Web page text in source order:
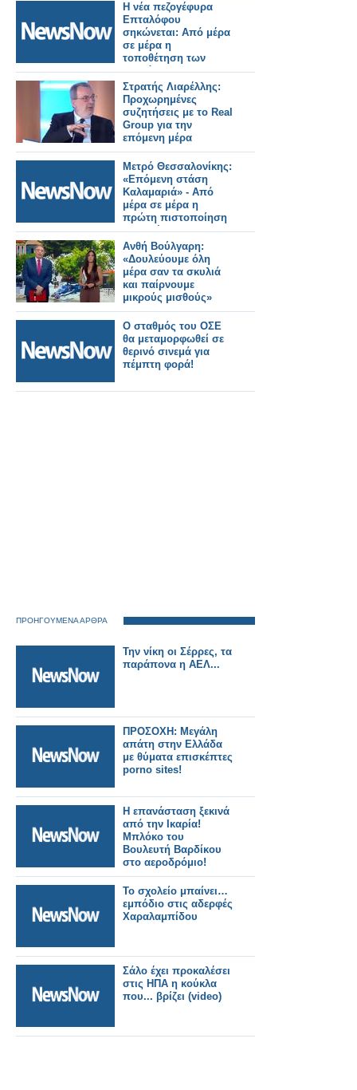
Η νέα πεζογέφυρα
Επταλόφου
σηκώνεται: Από μέρα
σε μέρα η
τοποθέτηση των
τμημάτων.
Στρατής Λιαρέλλης:
Προχωρημένες
συζητήσεις με το Real
Group για την
επόμενη μέρα
Μετρό Θεσσαλονίκης:
«Επόμενη στάση
Καλαμαριά» - Από
μέρα σε μέρα η
πρώτη πιστοποίηση
της επέκτασης.
Ανθή Βούλγαρη:
«Δουλεύουμε όλη
μέρα σαν τα σκυλιά
και παίρνουμε
μικρούς μισθούς»
Ο σταθμός του ΟΣΕ
θα μεταμορφωθεί σε
θερινό σινεμά για
πέμπτη φορά!
ΠΡΟΗΓΟΥΜΕΝΑ ΑΡΘΡΑ
Την νίκη οι Σέρρες, τα
παράπονα η ΑΕΛ...
ΠΡΟΣΟΧΗ: Μεγάλη
απάτη στην Ελλάδα
με θύματα επισκέπτες
porno sites!
H επανάσταση ξεκινά
από την Ικαρία!
Μπλόκο του
Βουλευτή Βαρδίκου
στο αεροδρόμιο!
Το σχολείο μπαίνει…
εμπόδιο στις αδερφές
Χαραλαμπίδου
Σάλο έχει προκαλέσει
στις ΗΠΑ η κούκλα
που... βρίζει (video)